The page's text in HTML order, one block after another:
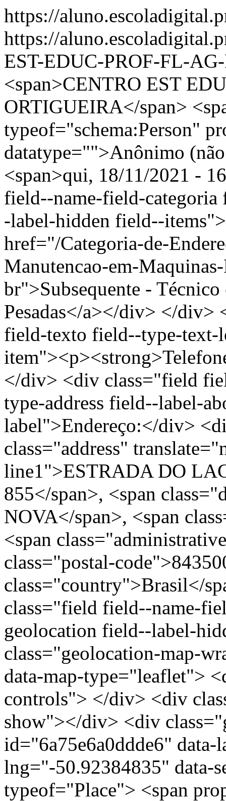
https://
https://
EST-EDUC-PROF-FL-
<span>CENTRO EST
ORTIGUEIRA</span>
typeof="schema:Person"
datatype="">Anônimo
<span>qui, 18/11/2021 -
field--name-field-
-label-hidden field--
href="/Categoria-de-
Manutencao-em-
br">Subsequente -
Pesadas</a></div> </
field-texto field--type-
</div> <div class="field
type-address field--label-
label">Endereço:</div>
class="address"
line1">ESTRADA DO
855</span>, <span
NOVA</span>, <span
<span
class="postal-
class="country">Brasil</
class="field field--name-
geolocation field--label-
class="geolocation-map-
data-map-type="leaflet">
controls"> </div> <div
show"></div> <div
id="6a75e6a0ddde6"
lng="-50.92384835" data-
typeof="Place"> <span